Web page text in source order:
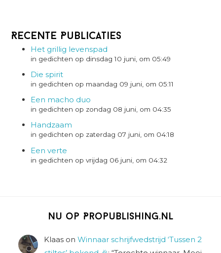
Recente Publicaties
Het grillig levenspad
in gedichten op dinsdag 10 juni, om 05:49
Die spirit
in gedichten op maandag 09 juni, om 05:11
Een macho duo
in gedichten op zondag 08 juni, om 04:35
Handzaam
in gedichten op zaterdag 07 juni, om 04:18
Een verte
in gedichten op vrijdag 06 juni, om 04:32
Nu op Propublishing.nl
Klaas on Winnaar schrijfwedstrijd ‘Tussen 2